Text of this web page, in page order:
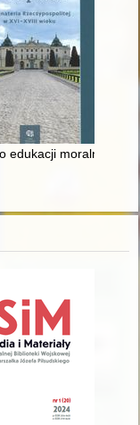
od
edukacji moralnej